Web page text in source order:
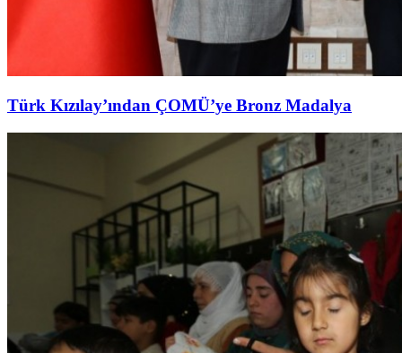
Türk Kızılay’ından ÇOMÜ’ye Bronz Madalya